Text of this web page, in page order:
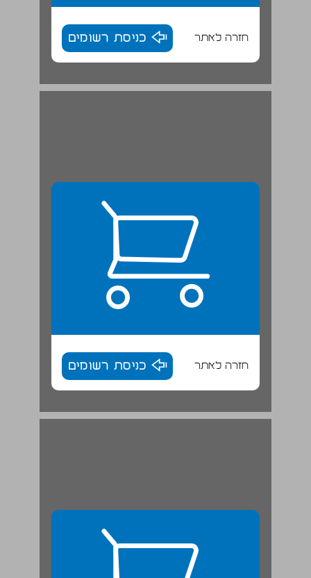
חזרה לאתר כניסת רשומים
חזרה לאתר כניסת רשומים